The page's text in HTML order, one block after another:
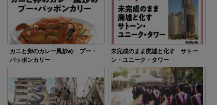
カニと卵のカレー風炒め プー・
パッポンカリー
未完成のまま廃墟と化す サトー
ン・ユニーク・タワー